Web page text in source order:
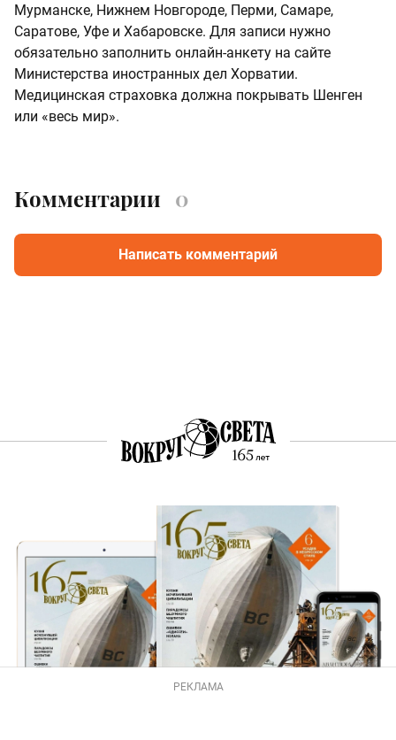
Мурманске, Нижнем Новгороде, Перми, Самаре,
Саратове, Уфе и Хабаровске. Для записи нужно
обязательно заполнить онлайн-анкету на сайте
Министерства иностранных дел Хорватии.
Медицинская страховка должна покрывать Шенген
или «весь мир».
Комментарии 0
Написать комментарий
РЕКЛАМА